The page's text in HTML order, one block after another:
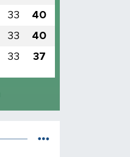
33 40
33 40
33 37